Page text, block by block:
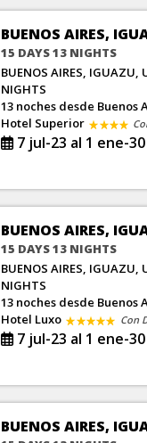
BUENOS AIRES,
15 DAYS 13 NIGHTS
BUENOS AIRES, IGUAZU,
NIGHTS
13 noches desde Buenos
Hotel Superior
7 jul-23 al 1 ene-30
BUENOS AIRES,
15 DAYS 13 NIGHTS
BUENOS AIRES, IGUAZU,
NIGHTS
13 noches desde Buenos
Hotel Luxo
Con
7 jul-23 al 1 ene-30
BUENOS AIRES,